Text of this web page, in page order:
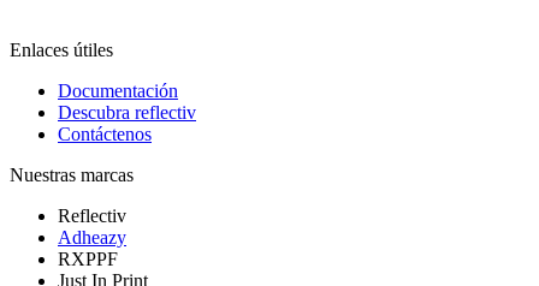
Enlaces útiles
Documentación
Descubra reflectiv
Contáctenos
Nuestras marcas
Reflectiv
Adheazy
RXPPF
Just In Print